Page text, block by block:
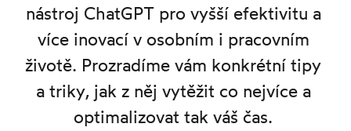
nástroj ChatGPT pro vyšší efektivitu a
více inovací v osobním i pracovním
životě. Prozradíme vám konkrétní tipy
a triky, jak z něj vytěžit co nejvíce a
optimalizovat tak váš čas.